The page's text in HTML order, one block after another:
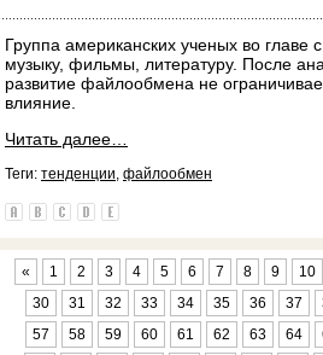
Группа американских ученых во
музыку, фильмы, литературу. После
развитие файлообмена не
влияние.
Читать далее…
Теги: тенденции, файлообмен
« 1 2 3 4 5 6 7 8 9 10
30
31 32 33 34 35 36 37
57
58 59 60 61 62 63 64